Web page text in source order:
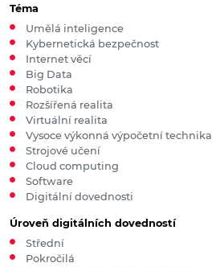
Téma
Umělá inteligence
Kybernetická bezpečnost
Internet věcí
Big Data
Robotika
Rozšířená realita
Virtuální realita
Vysoce výkonná výpočetní technika
Strojové učení
Cloud computing
Software
Digitální dovednosti
Úroveň digitálních dovedností
Střední
Pokročilá